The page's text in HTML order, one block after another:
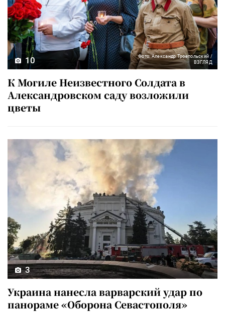
10
Фото: Александр Троепольский /
ВЗГЛЯД
К Могиле Неизвестного Солдата в
Александровском саду возложили
цветы
3
Украина нанесла варварский удар по
панораме «Оборона Севастополя»